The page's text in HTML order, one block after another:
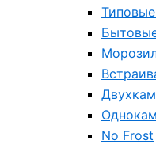
No Frost